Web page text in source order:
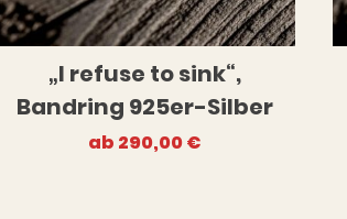
„I refuse to sink“,
Bandring 925er-Silber
ab 290,00€